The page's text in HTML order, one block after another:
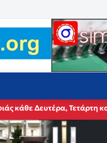
κάθε Δευτέρα, Τετάρτη